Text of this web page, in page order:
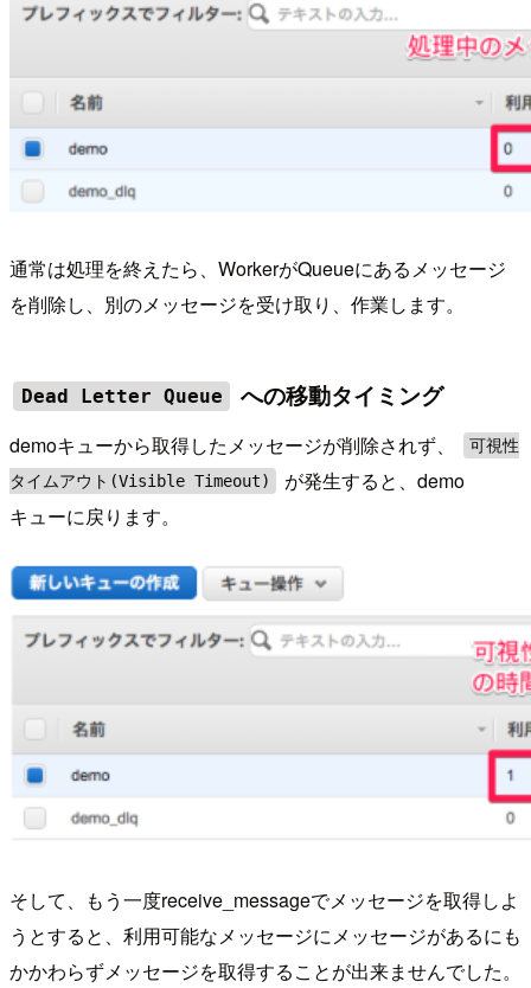
通常は処理を終えたら、WorkerがQueueにあるメッセージ
を削除し、別のメッセージを受け取り、作業します。
Dead Letter Queue への移動タイミング
demoキューから取得したメッセージが削除されず、
可視性
タイムアウト(Visible Timeout)
が発生すると、demo
キューに戻ります。
そして、もう一度receive_messageでメッセージを取得しよ
うとすると、利用可能なメッセージにメッセージがあるにも
かかわらずメッセージを取得することが出来ませんでした。